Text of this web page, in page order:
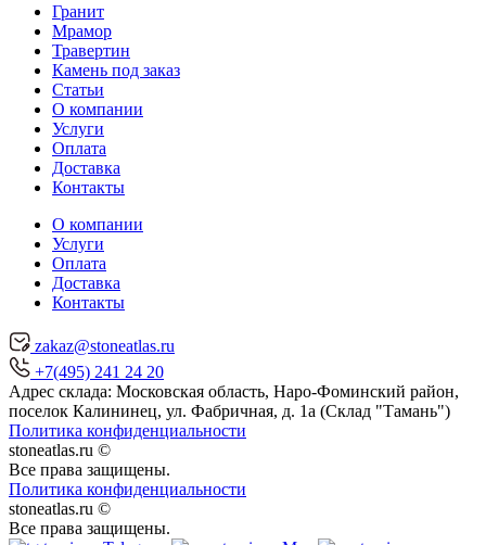
Гранит
Мрамор
Травертин
Камень под заказ
Статьи
О компании
Услуги
Оплата
Доставка
Контакты
О компании
Услуги
Оплата
Доставка
Контакты
zakaz@stoneatlas.ru
+7(495) 241 24 20
Адрес склада: Московская область, Наро-Фоминский район,
поселок Калининец, ул. Фабричная, д. 1а (Склад "Тамань")
Политика конфиденциальности
stoneatlas.ru ©
Все права защищены.
Политика конфиденциальности
stoneatlas.ru ©
Все права защищены.